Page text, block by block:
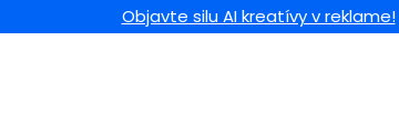
Objavte silu AI kreatívy v reklame!